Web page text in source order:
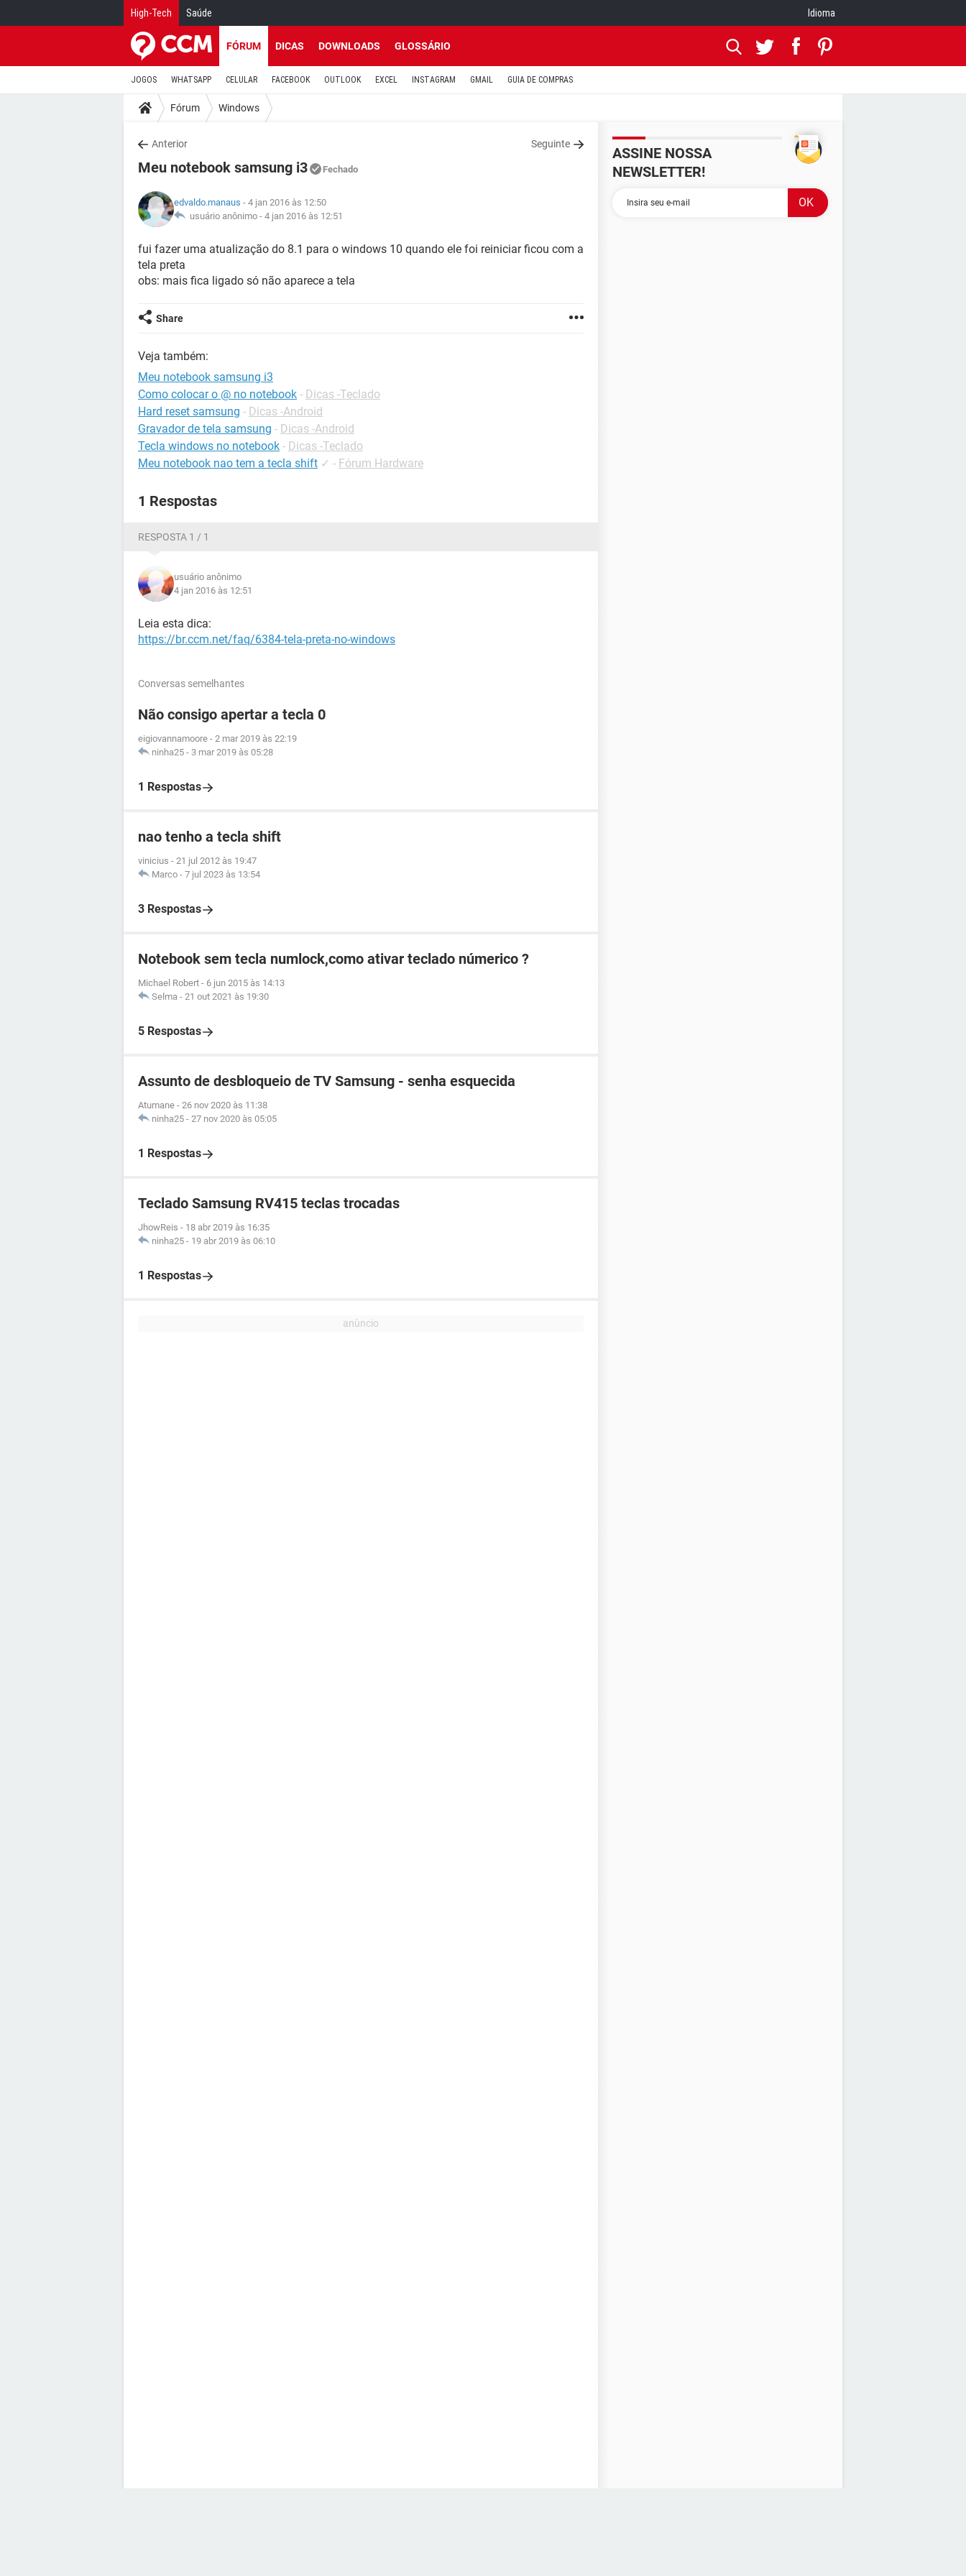
High-Tech Saúde Idioma
FÓRUM DICAS DOWNLOADS GLOSSÁRIO
JOGOS WHATSAPP CELULAR FACEBOOK OUTLOOK EXCEL INSTAGRAM GMAIL GUIA DE COMPRAS
Fórum Windows
Anterior Seguinte
Meu notebook samsung i3 Fechado
edvaldo.manaus - 4 jan 2016 às 12:50
usuário anônimo - 4 jan 2016 às 12:51
fui fazer uma atualização do 8.1 para o windows 10 quando ele foi reiniciar ficou com a
tela preta
obs: mais fica ligado só não aparece a tela
Share
Veja também:
Meu notebook samsung i3
Como colocar o @ no notebook - Dicas -Teclado
Hard reset samsung - Dicas -Android
Gravador de tela samsung - Dicas -Android
Tecla windows no notebook - Dicas -Teclado
Meu notebook nao tem a tecla shift ✓ - Fórum Hardware
1 Respostas
RESPOSTA 1 / 1
usuário anônimo
4 jan 2016 às 12:51
Leia esta dica:
https://br.ccm.net/faq/6384-tela-preta-no-windows
Conversas semelhantes
Não consigo apertar a tecla 0
eigiovannamoore - 2 mar 2019 às 22:19
ninha25 - 3 mar 2019 às 05:28
1 Respostas
nao tenho a tecla shift
vinicius - 21 jul 2012 às 19:47
Marco - 7 jul 2023 às 13:54
3 Respostas
Notebook sem tecla numlock,como ativar teclado númerico ?
Michael Robert - 6 jun 2015 às 14:13
Selma - 21 out 2021 às 19:30
5 Respostas
Assunto de desbloqueio de TV Samsung - senha esquecida
Atumane - 26 nov 2020 às 11:38
ninha25 - 27 nov 2020 às 05:05
1 Respostas
Teclado Samsung RV415 teclas trocadas
JhowReis - 18 abr 2019 às 16:35
ninha25 - 19 abr 2019 às 06:10
1 Respostas
ASSINE NOSSA
NEWSLETTER!